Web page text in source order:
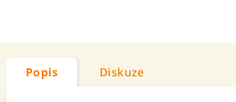
Popis Diskuze